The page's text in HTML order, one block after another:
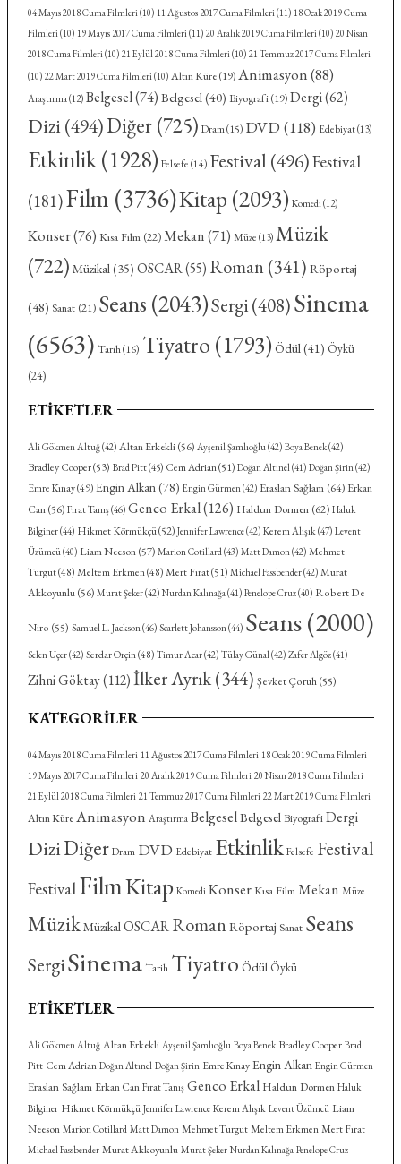
04 Mayıs 2018 Cuma Filmleri(10) 11 Ağustos 2017 Cuma Filmleri(11) 18 Ocak 2019 Cuma
Filmleri(10) 19 Mayıs 2017 Cuma Filmleri(11) 20 Aralık 2019 Cuma Filmleri(10) 20 Nisan
2018 Cuma Filmleri(10) 21 Eylül 2018 Cuma Filmleri(10) 21 Temmuz 2017 Cuma Filmleri
(10) 22 Mart 2019 Cuma Filmleri(10) Altın Küre(19) Animasyon(88)
Araştırma(12) Belgesel(74) Belgesel(40) Biyografi(19) Dergi(62)
Dizi(494)Diğer(725) Dram (15) DVD (118) Edebiyat(13)
Etkinlik(1928) Felsefe (14) Festival (496)Festival
(181)Film (3736)Kitap (2093) Komedi(12)
Konser(76) Kısa Film(22) Mekan(71) Müze (13) Müzik
(722) Müzikal(35) OSCAR(55) Roman(341) Röportaj
(48) Sanat(21) Seans (2043)Sergi(408)Sinema
(6563) Tarih(16) Tiyatro (1793) Ödül(41) Öykü
(24)
ETIKETLER
Ali Gökmen Altuğ(42) Altan Erkekli(56) Ayşenil Şamlıoğlu(42) Boya Benek(42)
Bradley Cooper(53) Brad Pitt(45) Cem Adrian(51) Doğan Altınel(41) Doğan Şirin(42)
Emre Kınay(49) Engin Alkan(78) Engin Gürmen(42) Eraslan Sağlam(64) Erkan
Can(56) Fırat Tanış(46) Genco Erkal(126) Haldun Dormen(62) Haluk
Bilginer(44) Hikmet Körmükçü(52) Jennifer Lawrence(42) Kerem Alışık (47) Levent
Üzümcü(40) Liam Neeson(57) Marion Cotillard(43) Matt Damon(42) Mehmet
Turgut(48) Meltem Erkmen (48) Mert Fırat(51) Michael Fassbender(42) Murat
Akkoyunlu(56) Murat Şeker(42) Nurdan Kalınağa(41) Penelope Cruz(40) Robert De
Niro (55) Samuel L. Jackson(46) Scarlett Johansson(44) Seans(2000)
Selen Uçer(42) Serdar Orçin (48) Timur Acar(42) Tülay Günal(42) Zafer Algöz(41)
Zihni Göktay(112)İlker Ayrık(344) Şevket Çoruh(55)
KATEGORILER
04 Mayıs 2018 Cuma Filmleri 11 Ağustos 2017 Cuma Filmleri 18 Ocak 2019 Cuma Filmleri
19 Mayıs 2017 Cuma Filmleri 20 Aralık 2019 Cuma Filmleri 20 Nisan 2018 Cuma Filmleri
21 Eylül 2018 Cuma Filmleri 21 Temmuz 2017 Cuma Filmleri 22 Mart 2019 Cuma Filmleri
Altın Küre Animasyon Araştırma BelgeselBelgesel Biyografi Dergi
DiziDiğer Dram DVD Edebiyat Etkinlik Felsefe Festival
FestivalFilmKitap Komedi Konser Kısa Film Mekan Müze
MüzikMüzikalOSCAR RomanRöportaj Sanat Seans
SergiSinema Tarih Tiyatro Ödül Öykü
ETIKETLER
Ali Gökmen Altuğ Altan Erkekli Ayşenil Şamlıoğlu Boya Benek Bradley Cooper Brad
Pitt Cem Adrian Doğan Altınel Doğan Şirin Emre Kınay Engin Alkan Engin Gürmen
Eraslan Sağlam Erkan Can Fırat Tanış Genco Erkal Haldun Dormen Haluk
Bilginer Hikmet Körmükçü Jennifer Lawrence Kerem Alışık Levent Üzümcü Liam
Neeson Marion Cotillard Matt Damon Mehmet Turgut Meltem Erkmen Mert Fırat
Michael Fassbender Murat Akkoyunlu Murat Şeker Nurdan Kalınağa Penelope Cruz